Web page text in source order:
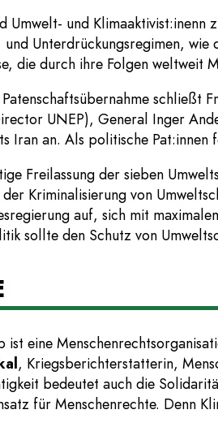
Umwelt- und Klimaaktivist:inenn
Unterdrückungsregimen, wie
die durch ihre Folgen weltweit
schließt
UNEP), General Inger
Iran an. Als politische Pat:innen
Freilassung der sieben
der Kriminalisierung von
auf, sich mit
sollte den Schutz von
ist eine
, Kriegsberichterstatterin,
bedeutet auch die
für Menschenrechte. Denn